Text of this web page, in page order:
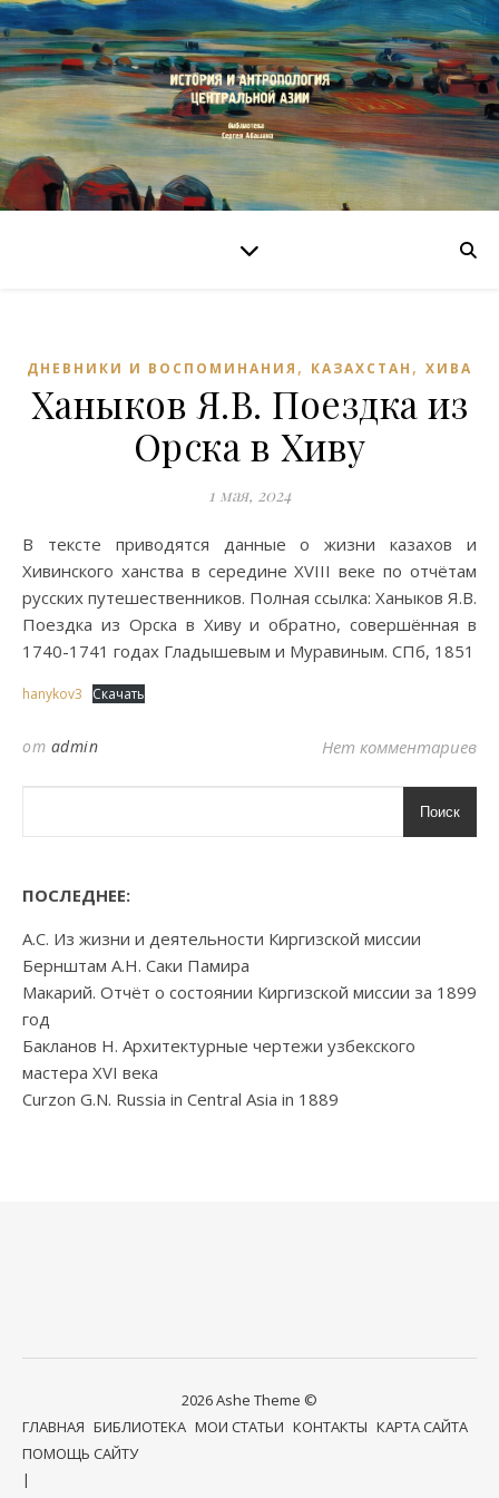
ДНЕВНИКИ И ВОСПОМИНАНИЯ , КАЗАХСТАН , ХИВА
Ханыков Я.В. Поездка из
Орска в Хиву
1 мая, 2024
В тексте приводятся данные о жизни казахов и
Хивинского ханства в середине XVIII веке по отчётам
русских путешественников. Полная ссылка: Ханыков Я.В.
Поездка из Орска в Хиву и обратно, совершённая в
1740-1741 годах Гладышевым и Муравиным. СПб, 1851
hanykov3 Скачать
от admin Нет комментариев
Поиск
ПОСЛЕДНЕЕ:
А.С. Из жизни и деятельности Киргизской миссии
Бернштам А.Н. Саки Памира
Макарий. Отчёт о состоянии Киргизской миссии за 1899
год
Бакланов Н. Архитектурные чертежи узбекского
мастера XVI века
Curzon G.N. Russia in Central Asia in 1889
2026 Ashe Theme ©
ГЛАВНАЯ БИБЛИОТЕКА МОИ СТАТЬИ КОНТАКТЫ КАРТА САЙТА
ПОМОЩЬ САЙТУ